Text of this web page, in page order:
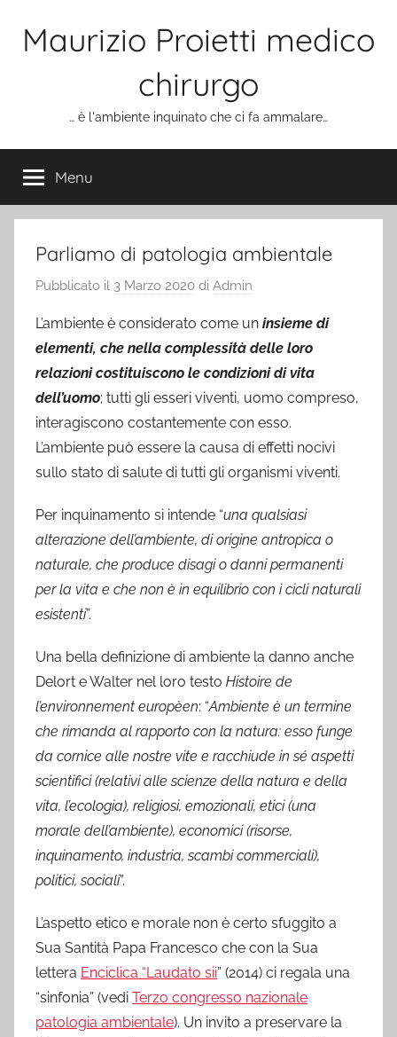
Maurizio Proietti medico
chirurgo
… è l'ambiente inquinato che ci fa ammalare…
Menu
Parliamo di patologia ambientale
Pubblicato il 3 Marzo 2020 di Admin
L’ambiente è considerato come un insieme di
elementi, che nella complessità delle loro
relazioni costituiscono le condizioni di vita
dell’uomo; tutti gli esseri viventi, uomo compreso,
interagiscono costantemente con esso.
L’ambiente può essere la causa di effetti nocivi
sullo stato di salute di tutti gli organismi viventi.
Per inquinamento si intende “una qualsiasi
alterazione dell’ambiente, di origine antropica o
naturale, che produce disagi o danni permanenti
per la vita e che non è in equilibrio con i cicli naturali
esistenti”.
Una bella definizione di ambiente la danno anche
Delort e Walter nel loro testo Histoire de
l’environnement europèen: “Ambiente è un termine
che rimanda al rapporto con la natura: esso funge
da cornice alle nostre vite e racchiude in sé aspetti
scientifici (relativi alle scienze della natura e della
vita, l’ecologia), religiosi, emozionali, etici (una
morale dell’ambiente), economici (risorse,
inquinamento, industria, scambi commerciali),
politici, sociali”.
L’aspetto etico e morale non è certo sfuggito a
Sua Santità Papa Francesco che con la Sua
lettera Enciclica “Laudato sii” (2014) ci regala una
“sinfonia” (vedi Terzo congresso nazionale
patologia ambientale). Un invito a preservare la